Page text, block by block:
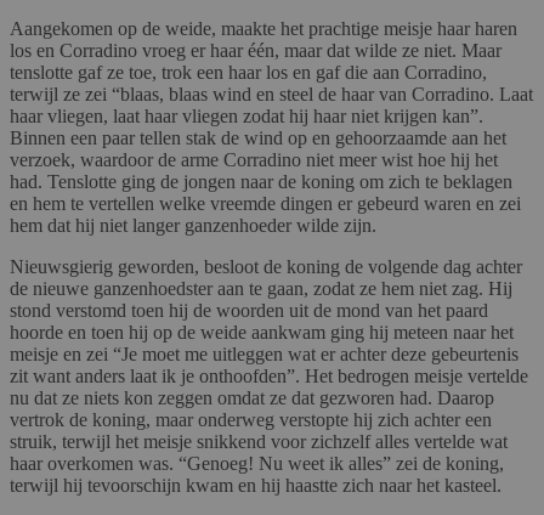
Aangekomen op de weide, maakte het prachtige meisje haar haren
los en Corradino vroeg er haar één, maar dat wilde ze niet. Maar
tenslotte gaf ze toe, trok een haar los en gaf die aan Corradino,
terwijl ze zei “blaas, blaas wind en steel de haar van Corradino. Laat
haar vliegen, laat haar vliegen zodat hij haar niet krijgen kan”.
Binnen een paar tellen stak de wind op en gehoorzaamde aan het
verzoek, waardoor de arme Corradino niet meer wist hoe hij het
had. Tenslotte ging de jongen naar de koning om zich te beklagen
en hem te vertellen welke vreemde dingen er gebeurd waren en zei
hem dat hij niet langer ganzenhoeder wilde zijn.
Nieuwsgierig geworden, besloot de koning de volgende dag achter
de nieuwe ganzenhoedster aan te gaan, zodat ze hem niet zag. Hij
stond verstomd toen hij de woorden uit de mond van het paard
hoorde en toen hij op de weide aankwam ging hij meteen naar het
meisje en zei “Je moet me uitleggen wat er achter deze gebeurtenis
zit want anders laat ik je onthoofden”. Het bedrogen meisje vertelde
nu dat ze niets kon zeggen omdat ze dat gezworen had. Daarop
vertrok de koning, maar onderweg verstopte hij zich achter een
struik, terwijl het meisje snikkend voor zichzelf alles vertelde wat
haar overkomen was. “Genoeg! Nu weet ik alles” zei de koning,
terwijl hij tevoorschijn kwam en hij haastte zich naar het kasteel.